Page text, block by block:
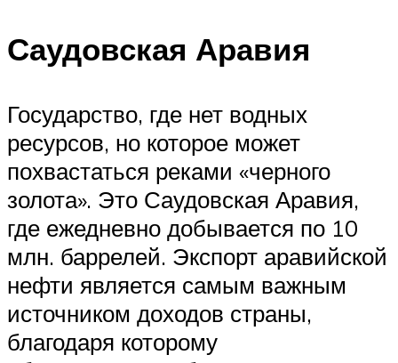
Саудовская Аравия
Государство, где нет водных
ресурсов, но которое может
похвастаться реками «черного
золота». Это Саудовская Аравия,
где ежедневно добывается по 10
млн. баррелей. Экспорт аравийской
нефти является самым важным
источником доходов страны,
благодаря которому